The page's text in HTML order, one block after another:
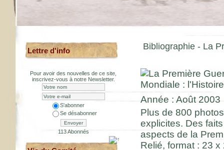
Lettre d'info
Pour avoir des nouvelles de ce site,
inscrivez-vous à notre Newsletter.
S'abonner
Se désabonner
Envoyer
113 Abonnés
Bibliographie - La
Année : Août 2003
Plus de 800
explicites. Des
aspects de la
Relié, format : 23